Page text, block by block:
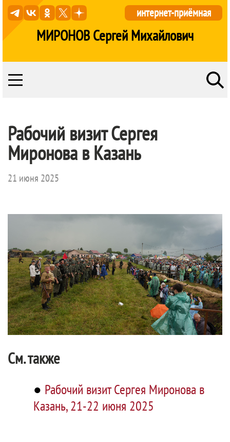
МИРОНОВ Сергей Михайлович
интернет-приёмная
Рабочий визит Сергея
Миронова в Казань
21 июня 2025
См. также
● Рабочий визит Сергея Миронова в
Казань, 21-22 июня 2025